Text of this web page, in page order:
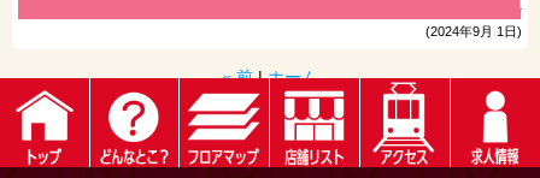
(2024年9月 1日)
« 前|ホーム